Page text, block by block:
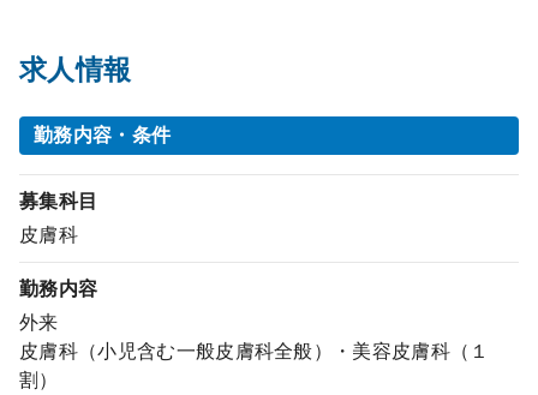
求人情報
勤務内容・条件
募集科目
皮膚科
勤務内容
外来
皮膚科（小児含む一般皮膚科全般）・美容皮膚科（１
割）